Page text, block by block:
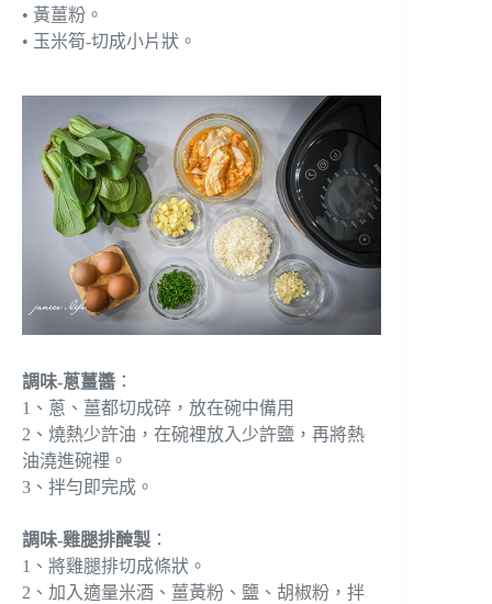
• 黃薑粉。
• 玉米筍-切成小片狀。
調味-蔥薑醬 ：
1、蔥、薑都切成碎，放在碗中備用
2、燒熱少許油，在碗裡放入少許鹽，再將熱
油澆進碗裡。
3、拌勻即完成。
調味-雞腿排醃製 ：
1、將雞腿排切成條狀。
2、加入適量米酒、薑黃粉、鹽、胡椒粉，拌